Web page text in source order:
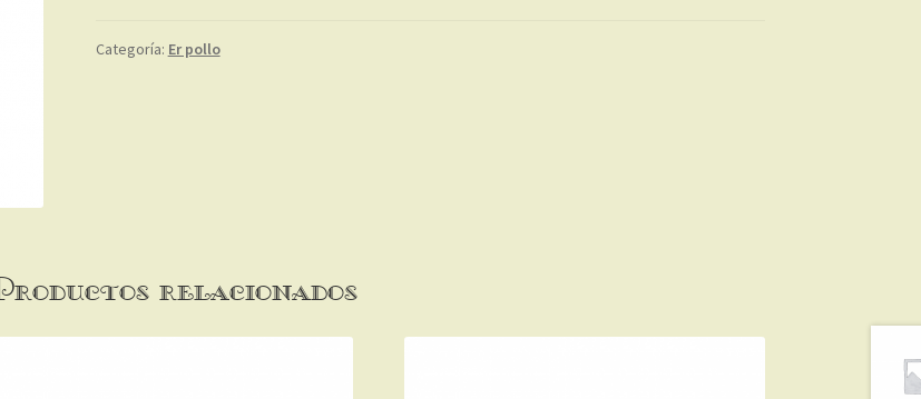
Categoría: Er pollo
Productos relacionados